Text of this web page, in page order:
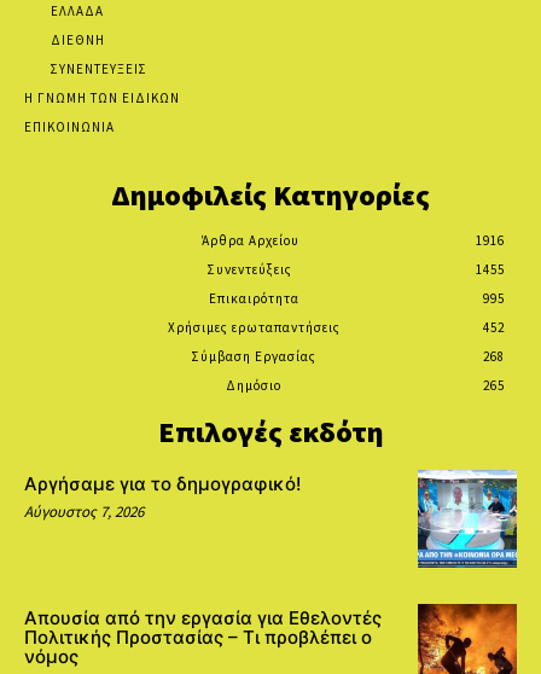
ΕΛΛΑΔΑ
ΔΙΕΘΝΗ
ΣΥΝΕΝΤΕΥΞΕΙΣ
Η ΓΝΩΜΗ ΤΩΝ ΕΙΔΙΚΩΝ
ΕΠΙΚΟΙΝΩΝΙΑ
Δημοφιλείς Κατηγορίες
Άρθρα Αρχείου
1916
Συνεντεύξεις
1455
Επικαιρότητα
995
Χρήσιμες ερωταπαντήσεις
452
Σύμβαση Εργασίας
268
Δημόσιο
265
Επιλογές εκδότη
Αργήσαμε για το δημογραφικό!
Αύγουστος 7, 2026
Απουσία από την εργασία για Εθελοντές
Πολιτικής Προστασίας – Τι προβλέπει ο
νόμος